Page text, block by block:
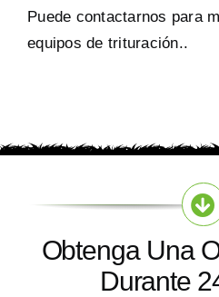
Puede contactarnos para
equipos de trituración..
Obtenga Una
Durante